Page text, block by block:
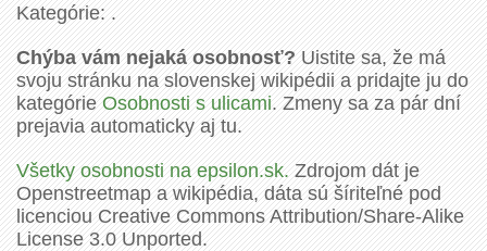
Kategórie: .
Chýba vám nejaká osobnosť?Uistite sa, že má
svoju stránku na slovenskej wikipédii a pridajte ju do
kategórieOsobnosti s ulicami. Zmeny sa za pár dní
prejavia automaticky aj tu.
Všetky osobnosti na epsilon.sk.Zdrojom dát je
Openstreetmap a wikipédia, dáta sú šíriteľné pod
licenciou Creative Commons Attribution/Share-Alike
License 3.0 Unported.